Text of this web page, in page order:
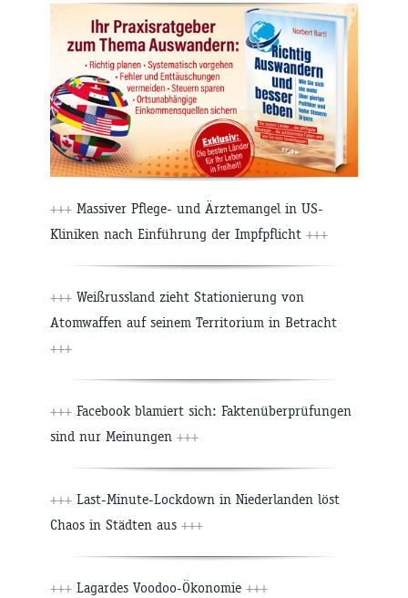
+++ Massiver Pflege- und Ärztemangel in US-
Kliniken nach Einführung der Impfpflicht +++
+++ Weißrussland zieht Stationierung von
Atomwaffen auf seinem Territorium in Betracht
+++
+++ Facebook blamiert sich: Faktenüberprüfungen
sind nur Meinungen +++
+++ Last-Minute-Lockdown in Niederlanden löst
Chaos in Städten aus +++
+++ Lagardes Voodoo-Ökonomie +++